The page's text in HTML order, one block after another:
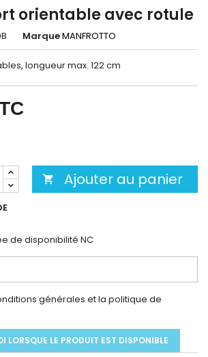
orientable avec rotule
MarqueMANFROTTO
longueur max. 122 cm
 Ajouter au panier
de disponibilité NC
générales et la politique de
LORSQUE LE PRODUIT EST DISPONIBLE